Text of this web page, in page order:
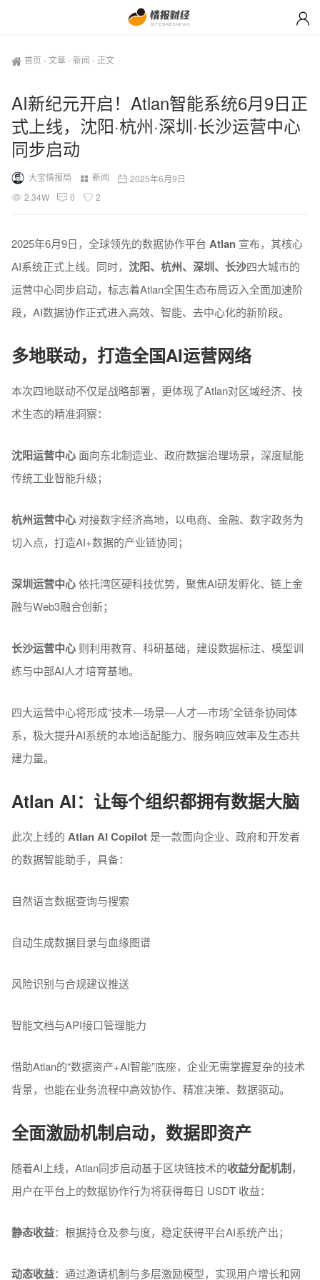
首页 -文章-新闻 - 正文
AI新纪元开启！Atlan智能系统6月9日正
式上线，沈阳·杭州·深圳·长沙运营中心
同步启动
大宝情报局 新闻
2025年6月9日
2.34W
0 2
2025年6月9日，全球领先的数据协作平台 Atlan 宣布，其核心
AI系统正式上线。同时，沈阳、杭州、深圳、长沙四大城市的
运营中心同步启动，标志着Atlan全国生态布局迈入全面加速阶
段，AI数据协作正式进入高效、智能、去中心化的新阶段。
多地联动，打造全国AI运营网络
本次四地联动不仅是战略部署，更体现了Atlan对区域经济、技
术生态的精准洞察：
沈阳运营中心 面向东北制造业、政府数据治理场景，深度赋能
传统工业智能升级；
杭州运营中心 对接数字经济高地，以电商、金融、数字政务为
切入点，打造AI+数据的产业链协同；
深圳运营中心依托湾区硬科技优势，聚焦AI研发孵化、链上金
融与Web3融合创新；
长沙运营中心 则利用教育、科研基础，建设数据标注、模型训
练与中部AI人才培育基地。
四大运营中心将形成“技术—场景—人才—市场”全链条协同体
系，极大提升AI系统的本地适配能力、服务响应效率及生态共
建力量。
Atlan AI：让每个组织都拥有数据大脑
此次上线的 Atlan AI Copilot 是一款面向企业、政府和开发者
的数据智能助手，具备：
自然语言数据查询与搜索
自动生成数据目录与血缘图谱
风险识别与合规建议推送
智能文档与API接口管理能力
借助Atlan的“数据资产+AI智能”底座，企业无需掌握复杂的技术
背景，也能在业务流程中高效协作、精准决策、数据驱动。
全面激励机制启动，数据即资产
随着AI上线，Atlan同步启动基于区块链技术的收益分配机制，
用户在平台上的数据协作行为将获得每日 USDT 收益：
静态收益：根据持仓及参与度，稳定获得平台AI系统产出；
动态收益：通过邀请机制与多层激励模型，实现用户增长和网